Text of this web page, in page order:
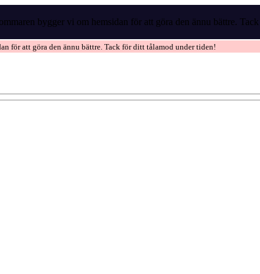
bygger vi om hemsidan för att göra den ännu bättre.
för att göra den ännu bättre. Tack för ditt tålamod under tiden!